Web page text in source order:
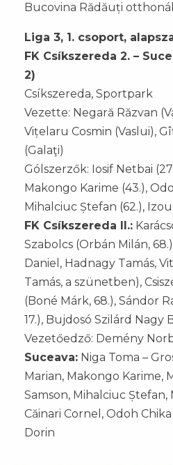
Bucovina Rădăuți
Liga 3, 1. csoport,
FK Csíkszereda 2. –
2)
Csíkszereda, Sportpark
Vezette: Negară Răzvan
Vițelaru Cosmin (Vaslui),
(Galaţi)
Gólszerzők: Iosif Netbai
Makongo Karime (43.),
Mihalciuc Ștefan (62.),
FK Csíkszereda II.:
Szabolcs (Orbán Milán,
Daniel, Hadnagy Tamás,
Tamás, a szünetben),
(Boné Márk, 68.), Sándor
17.), Bujdosó Szilárd Nagy
Vezetőedző: Demény
Suceava: Niga Toma –
Marian, Makongo Karime,
Samson, Mihalciuc Ștefan,
Căinari Cornel, Odoh
Dorin